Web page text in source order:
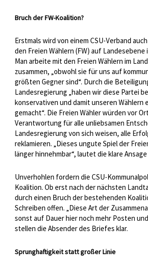
Bruch der FW-Koalition?
Erstmals wird von einem CSU-Verband
den Freien Wählern (FW) auf
Man arbeite mit den Freien Wählern im
zusammen, „obwohl sie für uns auf
größten Gegner sind“. Durch die
Landesregierung „haben wir diese Partei
konservativen und damit unseren Wählern
gemacht“. Die Freien Wähler würden vor
Verantwortung für alle unliebsamen
Landesregierung von sich weisen, alle
reklamieren. „Dieses ungute Spiel der
länger hinnehmbar“, lautet die klare
Unverhohlen fordern die CSU-
Koalition. Ob erst nach der nächsten
durch einen Bruch der bestehenden
Schreiben offen. „Diese Art der
sonst auf Dauer hier noch mehr Posten
stellen die Absender des Briefes klar.
Sprunghaftigkeit statt großer Linie